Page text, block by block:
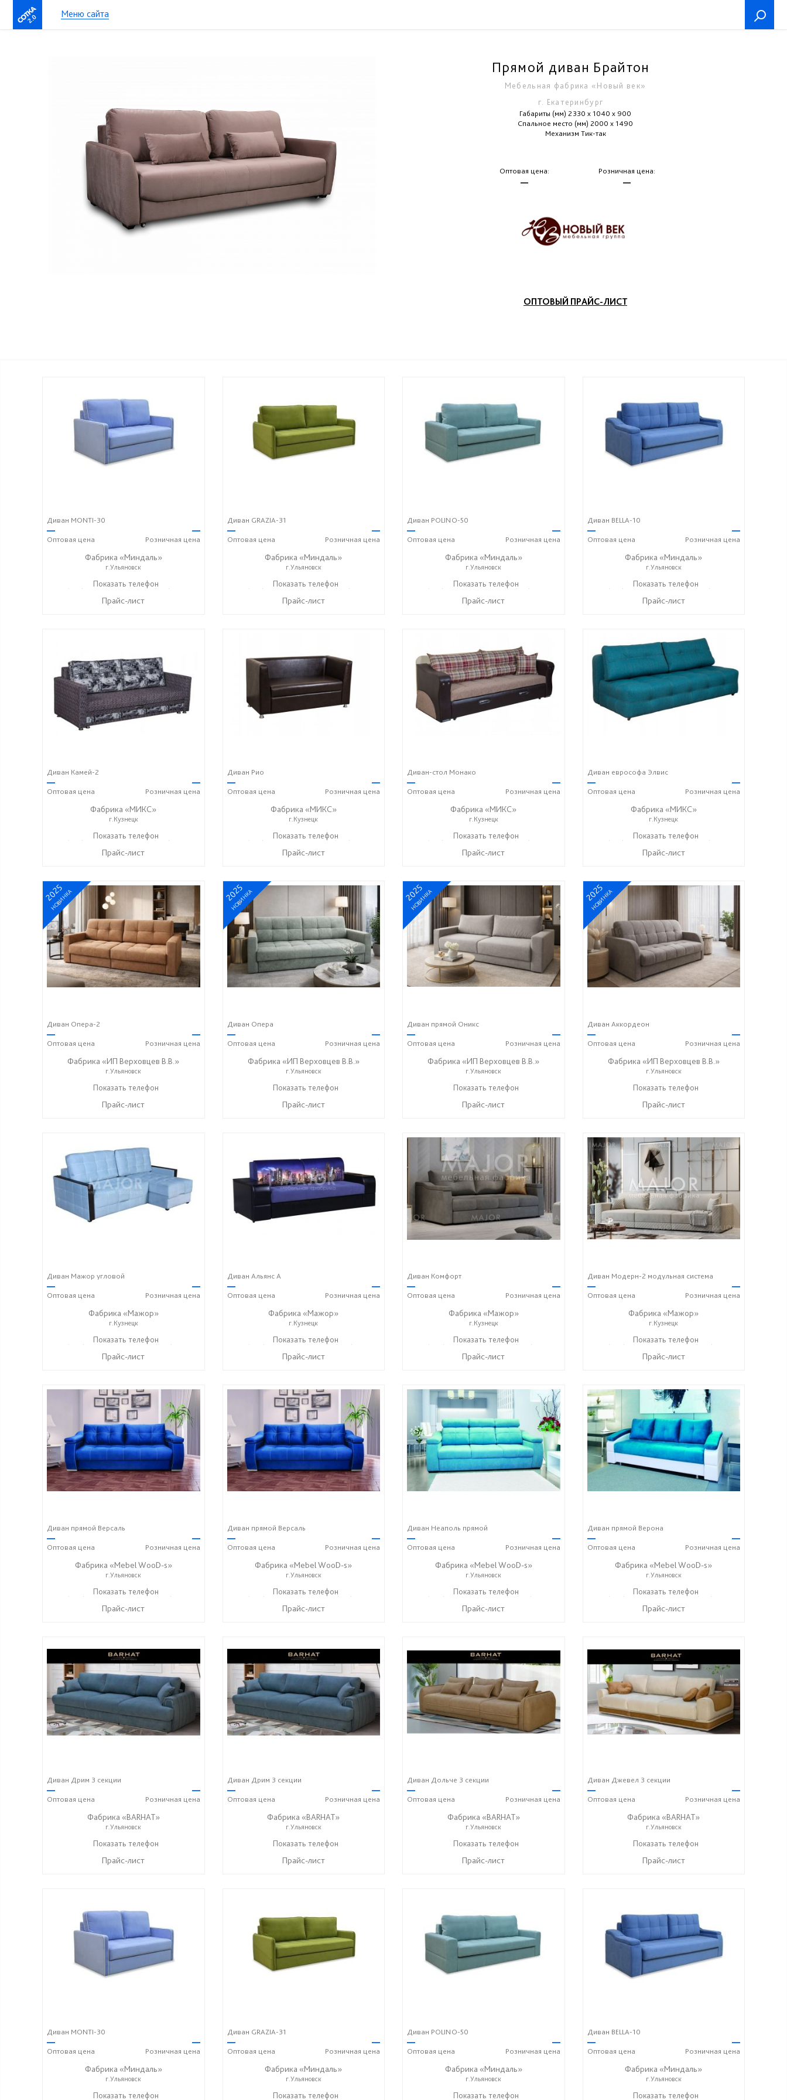
2.0 Меню сайта
Прямой диван Брайтон
Мебельная фабрика «Новый век»
г. Екатеринбург
Габариты (мм) 2330 x 1040 x 900
Спальное место (мм) 2000 х 1490
Механизм Тик-так
Оптовая цена:
—
Розничная цена:
—
ОПТОВЫЙ ПРАЙС-ЛИСТ
Диван MONTI-30
—
Оптовая цена
—
Розничная цена
Фабрика «Миндаль»
г.Ульяновск
+7 (927) 630-62-82 ☎+7 (917) 638-44-17
Показать телефон
Прайс-лист
Диван GRAZIA-31
—
Оптовая цена
—
Розничная цена
Фабрика «Миндаль»
г.Ульяновск
+7 (927) 630-62-82 ☎+7 (917) 638-44-17
Показать телефон
Прайс-лист
Диван POLINO-50
—
Оптовая цена
—
Розничная цена
Фабрика «Миндаль»
г.Ульяновск
+7 (927) 630-62-82 ☎+7 (917) 638-44-17
Показать телефон
Прайс-лист
Диван BELLA-10
—
Оптовая цена
—
Розничная цена
Фабрика «Миндаль»
г.Ульяновск
+7 (927) 630-62-82 ☎+7 (917) 638-44-17
Показать телефон
Прайс-лист
Диван Камей-2
—
Оптовая цена
—
Розничная цена
Фабрика «МИКС»
г.Кузнецк
+7 (937) 423-36-37 ☎+7 (937) 428-44-55
Показать телефон
Прайс-лист
Диван Рио
—
Оптовая цена
—
Розничная цена
Фабрика «МИКС»
г.Кузнецк
+7 (937) 423-36-37 ☎+7 (937) 428-44-55
Показать телефон
Прайс-лист
Диван-стол Монако
—
Оптовая цена
—
Розничная цена
Фабрика «МИКС»
г.Кузнецк
+7 (937) 423-36-37 ☎+7 (937) 428-44-55
Показать телефон
Прайс-лист
Диван еврософа Элвис
—
Оптовая цена
—
Розничная цена
Фабрика «МИКС»
г.Кузнецк
+7 (937) 423-36-37 ☎+7 (937) 428-44-55
Показать телефон
Прайс-лист
2025
НОВИНКА
Диван Опера-2
—
Оптовая цена
—
Розничная цена
Фабрика «ИП Верховцев В.В.»
г.Ульяновск
8-987-637-27-82
Показать телефон
Прайс-лист
2025
НОВИНКА
Диван Опера
—
Оптовая цена
—
Розничная цена
Фабрика «ИП Верховцев В.В.»
г.Ульяновск
8-987-637-27-82
Показать телефон
Прайс-лист
2025
НОВИНКА
Диван прямой Оникс
—
Оптовая цена
—
Розничная цена
Фабрика «ИП Верховцев В.В.»
г.Ульяновск
8-987-637-27-82
Показать телефон
Прайс-лист
2025
НОВИНКА
Диван Аккордеон
—
Оптовая цена
—
Розничная цена
Фабрика «ИП Верховцев В.В.»
г.Ульяновск
8-987-637-27-82
Показать телефон
Прайс-лист
Диван Мажор угловой
—
Оптовая цена
—
Розничная цена
Фабрика «Мажор»
г.Кузнецк
+7 (999) 611-98-99 ☎+7 (999) 610-99-95
Показать телефон
Прайс-лист
Диван Альянс А
—
Оптовая цена
—
Розничная цена
Фабрика «Мажор»
г.Кузнецк
+7 (999) 611-98-99 ☎+7 (999) 610-99-95
Показать телефон
Прайс-лист
Диван Комфорт
—
Оптовая цена
—
Розничная цена
Фабрика «Мажор»
г.Кузнецк
+7 (999) 611-98-99 ☎+7 (999) 610-99-95
Показать телефон
Прайс-лист
Диван Модерн-2 модульная система
—
Оптовая цена
—
Розничная цена
Фабрика «Мажор»
г.Кузнецк
+7 (999) 611-98-99 ☎+7 (999) 610-99-95
Показать телефон
Прайс-лист
Диван прямой Версаль
—
Оптовая цена
—
Розничная цена
Фабрика «Mebel WooD-s»
г.Ульяновск
+7 (906) 140-08-08 ☎+7 (917) 612-77-76
Показать телефон
Прайс-лист
Диван прямой Версаль
—
Оптовая цена
—
Розничная цена
Фабрика «Mebel WooD-s»
г.Ульяновск
+7 (906) 140-08-08 ☎+7 (917) 612-77-76
Показать телефон
Прайс-лист
Диван Неаполь прямой
—
Оптовая цена
—
Розничная цена
Фабрика «Mebel WooD-s»
г.Ульяновск
+7 (906) 140-08-08 ☎+7 (917) 612-77-76
Показать телефон
Прайс-лист
Диван прямой Верона
—
Оптовая цена
—
Розничная цена
Фабрика «Mebel WooD-s»
г.Ульяновск
+7 (906) 140-08-08 ☎+7 (917) 612-77-76
Показать телефон
Прайс-лист
Диван Дрим 3 секции
—
Оптовая цена
—
Розничная цена
Фабрика «BARHAT»
г.Ульяновск
+7 (996) 219-29-77
Показать телефон
Прайс-лист
Диван Дрим 3 секции
—
Оптовая цена
—
Розничная цена
Фабрика «BARHAT»
г.Ульяновск
+7 (996) 219-29-77
Показать телефон
Прайс-лист
Диван Дольче 3 секции
—
Оптовая цена
—
Розничная цена
Фабрика «BARHAT»
г.Ульяновск
+7 (996) 219-29-77
Показать телефон
Прайс-лист
Диван Джевел 3 секции
—
Оптовая цена
—
Розничная цена
Фабрика «BARHAT»
г.Ульяновск
+7 (996) 219-29-77
Показать телефон
Прайс-лист
Диван MONTI-30
—
Оптовая цена
—
Розничная цена
Фабрика «Миндаль»
г.Ульяновск
+7 (927) 630-62-82 ☎+7 (917) 638-44-17
Показать телефон
Диван GRAZIA-31
—
Оптовая цена
—
Розничная цена
Фабрика «Миндаль»
г.Ульяновск
+7 (927) 630-62-82 ☎+7 (917) 638-44-17
Показать телефон
Диван POLINO-50
—
Оптовая цена
—
Розничная цена
Фабрика «Миндаль»
г.Ульяновск
+7 (927) 630-62-82 ☎+7 (917) 638-44-17
Показать телефон
Диван BELLA-10
—
Оптовая цена
—
Розничная цена
Фабрика «Миндаль»
г.Ульяновск
+7 (927) 630-62-82 ☎+7 (917) 638-44-17
Показать телефон